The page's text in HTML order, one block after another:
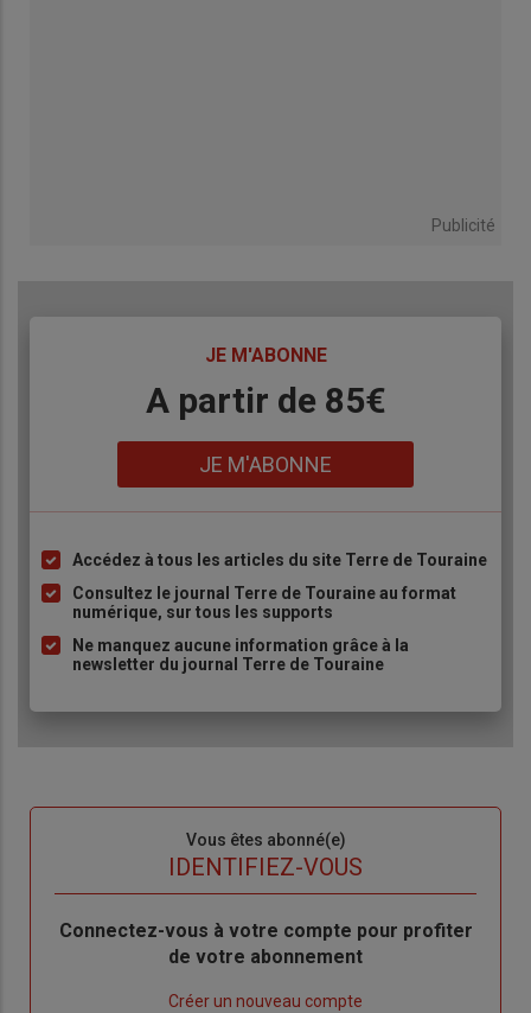
Publicité
JE M'ABONNE
A partir de 85€
JE M'ABONNE
Liste
à
puce
Accédez à tous les articles du site Terre de Touraine
Consultez le journal Terre de Touraine au format
numérique, sur tous les supports
Ne manquez aucune information grâce à la
newsletter du journal Terre de Touraine
Vous êtes abonné(e)
IDENTIFIEZ-VOUS
Body
Connectez-vous à votre compte pour profiter
de votre abonnement
Créer un nouveau compte